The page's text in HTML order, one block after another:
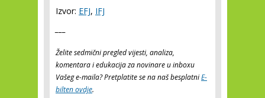
Izvor: EFJ, IFJ
Želite sedmični pregled vijesti, analiza,
komentara i edukacija za novinare u inboxu
Vašeg e-maila? Pretplatite se na naš besplatniE-
bilten ovdje.